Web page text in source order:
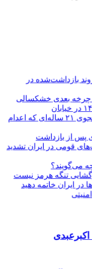
احراز هویت ۵۴ شهروند بازداشت‌شده در
چرخه بعدی خشکسالی
پرونده‌سازی برای امید بهزاد، دانشجوی ۲۱ ساله‌ای که اعدام
پس از بازداشت
قومی در ایران تشدید
می‌گویند؟
تنگه هرمز نیست
ایران خاتمه دهید